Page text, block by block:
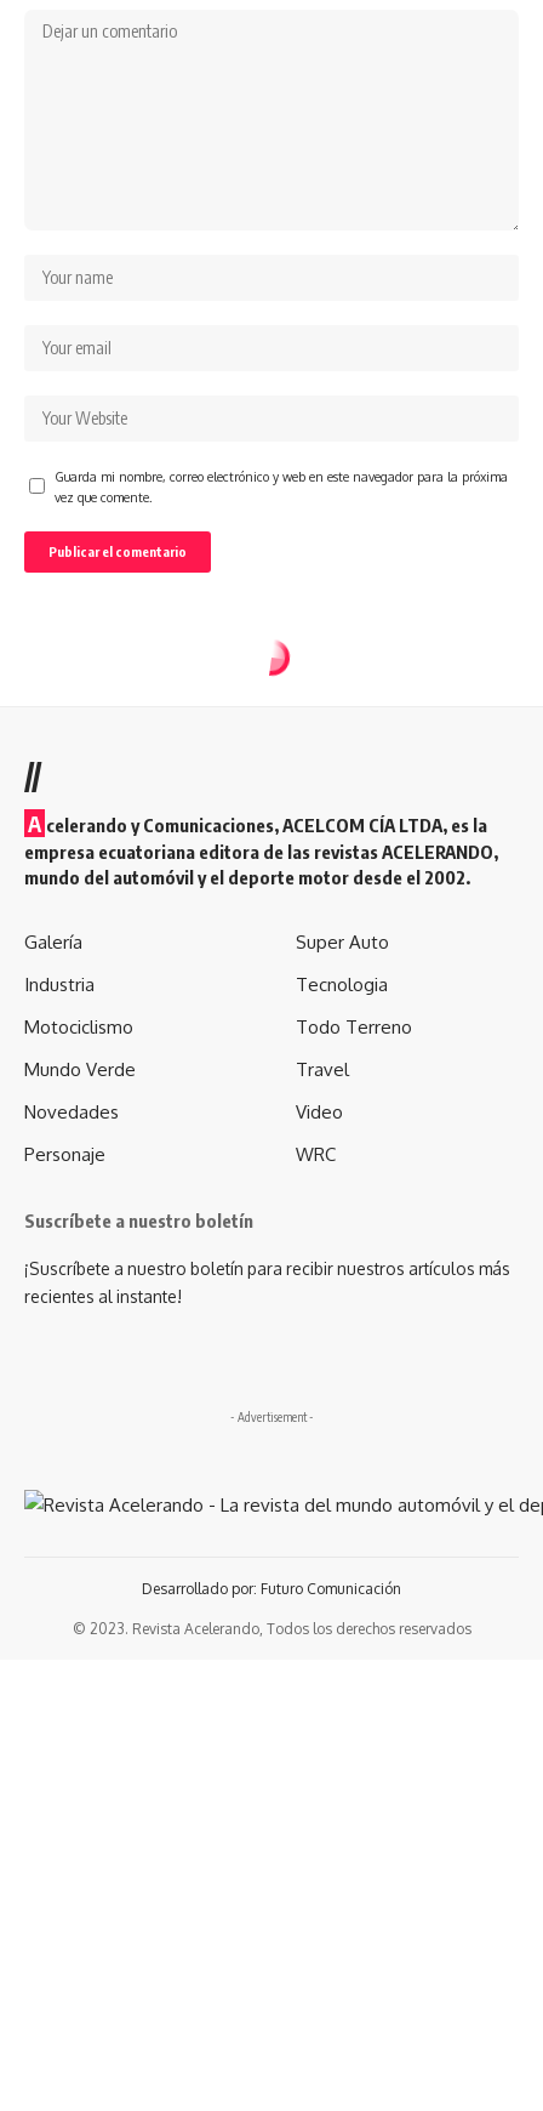
Guarda mi nombre, correo electrónico y web en este navegador para la próxima
vez que comente.
//
A celerando y Comunicaciones, ACELCOM CÍA LTDA, es la
empresa ecuatoriana editora de las revistas ACELERANDO,
mundo del automóvil y el deporte motor desde el 2002.
Galería
Industria
Motociclismo
Mundo Verde
Novedades
Personaje
Super Auto
Tecnologia
Todo Terreno
Travel
Video
WRC
Suscríbete a nuestro boletín
¡Suscríbete a nuestro boletín para recibir nuestros artículos más
recientes al instante!
- Advertisement -
© 2023. Revista Acelerando, Todos los derechos reservados
Desarrollado por: Futuro Comunicación